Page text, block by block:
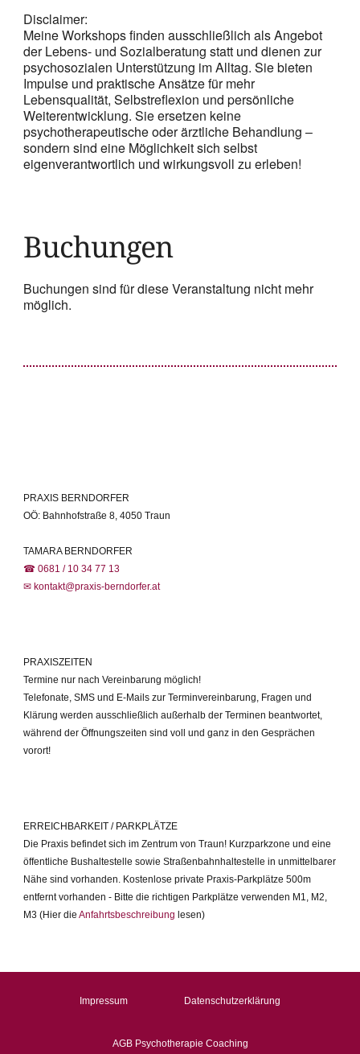
Disclaimer:
Meine Workshops finden ausschließlich als Angebot
der Lebens- und Sozialberatung statt und dienen zur
psychosozialen Unterstützung im Alltag. Sie bieten
Impulse und praktische Ansätze für mehr
Lebensqualität, Selbstreflexion und persönliche
Weiterentwicklung. Sie ersetzen keine
psychotherapeutische oder ärztliche Behandlung –
sondern sind eine Möglichkeit sich selbst
eigenverantwortlich und wirkungsvoll zu erleben!
Buchungen
Buchungen sind für diese Veranstaltung nicht mehr
möglich.
PRAXIS BERNDORFER
OÖ: Bahnhofstraße 8, 4050 Traun
TAMARA BERNDORFER
☎ 0681 / 10 34 77 13
✉ kontakt@praxis-berndorfer.at
PRAXISZEITEN
Termine nur nach Vereinbarung möglich!
Telefonate, SMS und E-Mails zur Terminvereinbarung, Fragen und
Klärung werden ausschließlich außerhalb der Terminen beantwortet,
während der Öffnungszeiten sind voll und ganz in den Gesprächen
vorort!
ERREICHBARKEIT / PARKPLÄTZE
Die Praxis befindet sich im Zentrum von Traun! Kurzparkzone und eine
öffentliche Bushaltestelle sowie Straßenbahnhaltestelle in unmittelbarer
Nähe sind vorhanden. Kostenlose private Praxis-Parkplätze 500m
entfernt vorhanden - Bitte die richtigen Parkplätze verwenden M1, M2,
M3 (Hier die Anfahrtsbeschreibung lesen)
Impressum Datenschutzerklärung
AGB Psychotherapie Coaching